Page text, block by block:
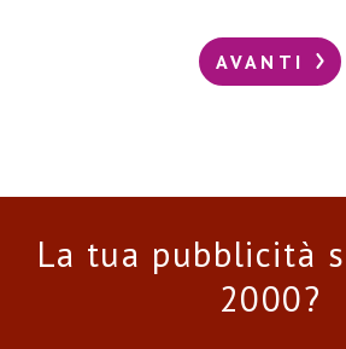
AVANTI
La tua pubblicità
2000?